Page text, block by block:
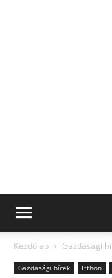
Kezdőlap Gazdasági
Gazdasági hírek Itthon